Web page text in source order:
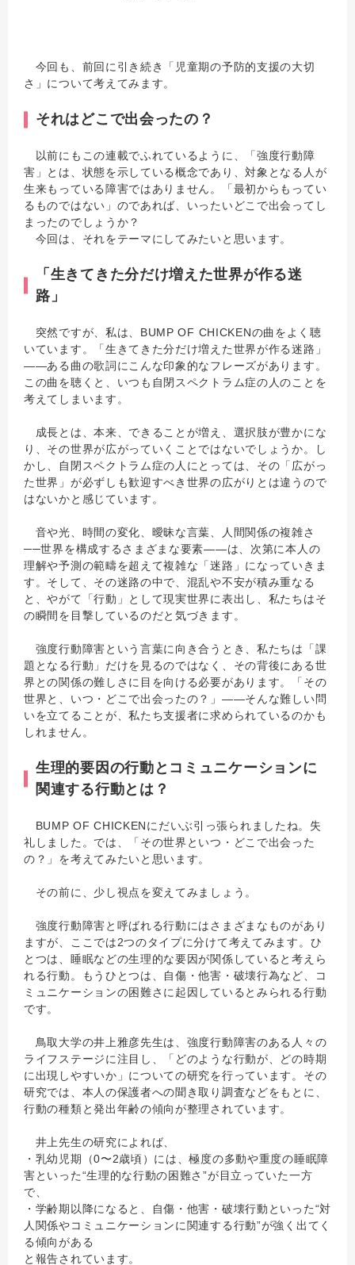
今回も、前回に引き続き「児童期の予防的支援の大切
さ」について考えてみます。
それはどこで出会ったの？
以前にもこの連載でふれているように、「強度行動障
害」とは、状態を示している概念であり、対象となる人が
生来もっている障害ではありません。「最初からもってい
るものではない」のであれば、いったいどこで出会ってし
まったのでしょうか？
今回は、それをテーマにしてみたいと思います。
「生きてきた分だけ増えた世界が作る迷
路」
突然ですが、私は、BUMP OF CHICKENの曲をよく聴
いています。「生きてきた分だけ増えた世界が作る迷路」
——ある曲の歌詞にこんな印象的なフレーズがあります。
この曲を聴くと、いつも自閉スペクトラム症の人のことを
考えてしまいます。
成長とは、本来、できることが増え、選択肢が豊かにな
り、その世界が広がっていくことではないでしょうか。し
かし、自閉スペクトラム症の人にとっては、その「広がっ
た世界」が必ずしも歓迎すべき世界の広がりとは違うので
はないかと感じています。
音や光、時間の変化、曖昧な言葉、人間関係の複雑さ
──世界を構成するさまざまな要素――は、次第に本人の
理解や予測の範疇を超えて複雑な「迷路」になっていきま
す。そして、その迷路の中で、混乱や不安が積み重なる
と、やがて「行動」として現実世界に表出し、私たちはそ
の瞬間を目撃しているのだと気づきます。
強度行動障害という言葉に向き合うとき、私たちは「課
題となる行動」だけを見るのではなく、その背後にある世
界との関係の難しさに目を向ける必要があります。「その
世界と、いつ・どこで出会ったの？」――そんな難しい問
いを立てることが、私たち支援者に求められているのかも
しれません。
生理的要因の行動とコミュニケーションに
関連する行動とは？
BUMP OF CHICKENにだいぶ引っ張られましたね。失
礼しました。では、「その世界といつ・どこで出会った
の？」を考えてみたいと思います。
その前に、少し視点を変えてみましょう。
強度行動障害と呼ばれる行動にはさまざまなものがあり
ますが、ここでは2つのタイプに分けて考えてみます。ひ
とつは、睡眠などの生理的な要因が関係していると考えら
れる行動。もうひとつは、自傷・他害・破壊行為など、コ
ミュニケーションの困難さに起因しているとみられる行動
です。
鳥取大学の井上雅彦先生は、強度行動障害のある人々の
ライフステージに注目し、「どのような行動が、どの時期
に出現しやすいか」についての研究を行っています。その
研究では、本人の保護者への聞き取り調査などをもとに、
行動の種類と発出年齢の傾向が整理されています。
井上先生の研究によれば、
・乳幼児期（0〜2歳頃）には、極度の多動や重度の睡眠障
害といった“生理的な行動の困難さ”が目立っていた一方
で、
・学齢期以降になると、自傷・他害・破壊行動といった“対
人関係やコミュニケーションに関連する行動”が強く出てく
る傾向がある
と報告されています。